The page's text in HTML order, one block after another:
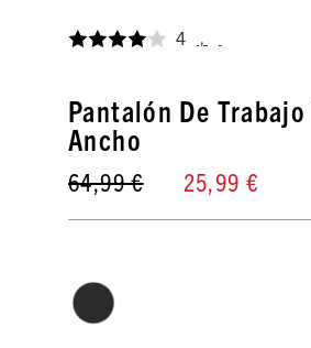
4
Pantalón De
Ancho
64,99 € 25,99 €